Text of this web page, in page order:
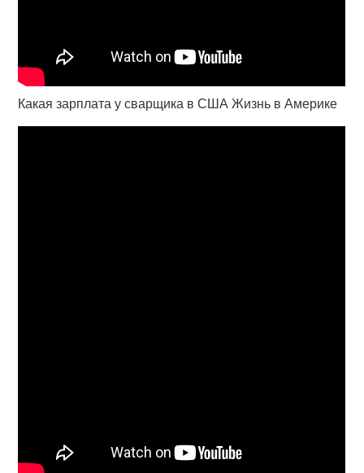
Какая зарплата у сварщика в США Жизнь в Америке